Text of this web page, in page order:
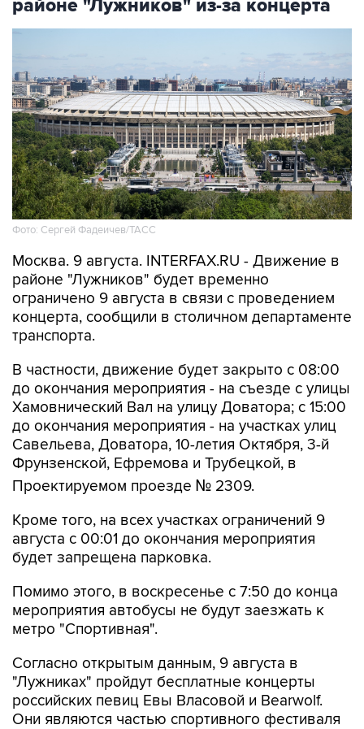
Фото: Сергей Фадеичев/ТАСС
Москва. 9 августа. INTERFAX.RU - Движение в
ограничено 9 августа в связи с проведением
концерта, сообщили в столичном департаменте
транспорта.
В частности, движение будет закрыто с 08:00
Хамовнический Вал на улицу Доватора; с 15:00
до окончания мероприятия - на участках улиц
Савельева, Доватора, 10-летия Октября, 3-й
Фрунзенской, Ефремова и Трубецкой, в
Проектируемом проезде № 2309.
Кроме того, на всех участках ограничений 9
будет запрещена парковка.
Помимо этого, в воскресенье с 7:50 до конца
метро "Спортивная".
Согласно открытым данным, 9 августа в
российских певиц Евы Власовой и Bearwolf.
Они являются частью спортивного фестиваля
и фестиваля спортивных единоборств.